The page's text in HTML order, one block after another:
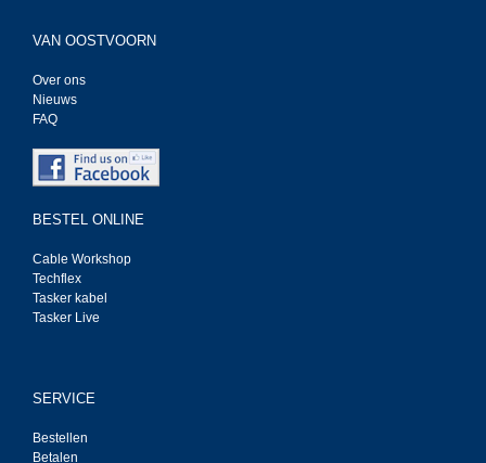
VAN OOSTVOORN
Over ons
Nieuws
FAQ
BESTEL ONLINE
Cable Workshop
Techflex
Tasker kabel
Tasker Live
SERVICE
Bestellen
Betalen